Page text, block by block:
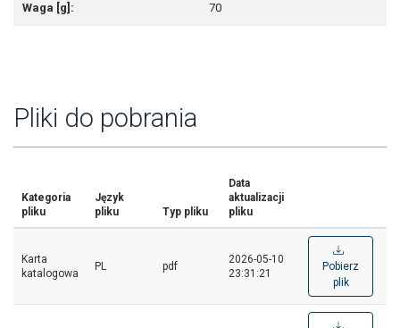
Waga [g]: 70
Pliki do pobrania
Kategoria
pliku
Język
pliku
Typ pliku
Data
aktualizacji
pliku
Karta
katalogowa
PL pdf
2026-05-10
23:31:21
Pobierz
plik